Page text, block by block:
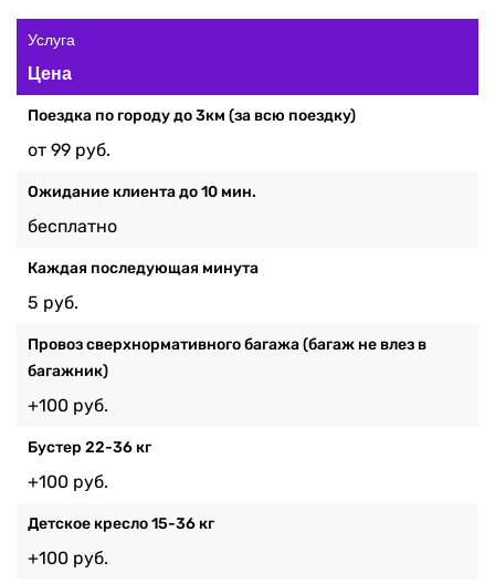
Услуга
Цена
Поездка по городу до 3км (за всю поездку)
от 99 руб.
Ожидание клиента до 10 мин.
бесплатно
Каждая последующая минута
5 руб.
Провоз сверхнормативного багажа (багаж не влез в
багажник)
+100 руб.
Бустер 22-36 кг
+100 руб.
Детское кресло 15-36 кг
+100 руб.